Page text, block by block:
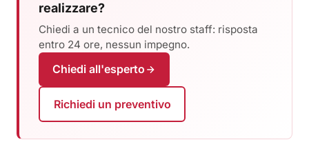
realizzare?
Chiedi a un tecnico del nostro staff: risposta
entro 24 ore, nessun impegno.
Chiedi all'esperto
Richiedi un preventivo